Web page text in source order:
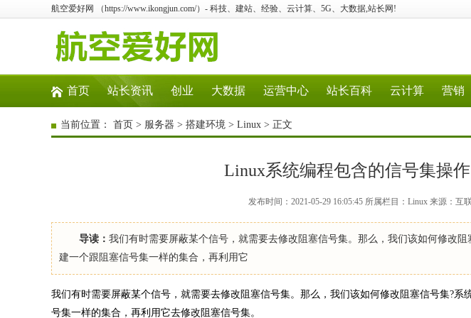
航空爱好网 （https://www.ikongjun.com/）- 科技、建站、经验、云计算、5G、大数据,站长网!
首页 站长资讯 创业 大数据 运营中心 站长百科 云计算 营销
当前位置： 首页 > 服务器 > 搭建环境 > Linux > 正文
Linux系统编程包含的信号集操
发布时间：2021-05-29 16:05:45 所属栏目：Linux 来源：互
导读： 我们有时需要屏蔽某个信号，就需要去修改阻塞信号集。那么，我们该如何修改
建一个跟阻塞信号集一样的集合，再利用它
我们有时需要屏蔽某个信号，就需要去修改阻塞信号集。那么，我们该如何修改阻塞信号集?系
号集一样的集合，再利用它去修改阻塞信号集。